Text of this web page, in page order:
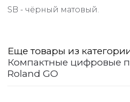
SB - чёрный матовый.
Еще товары из
Компактные цифровые
Roland GO